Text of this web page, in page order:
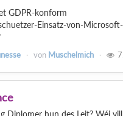
GDPR-konform
Einsatz-von-
von Muschelmich
Diplomer hun des Leit? Wéi